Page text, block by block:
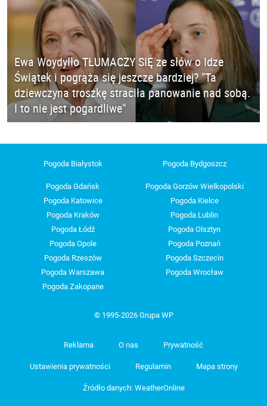
Ewa Woydyłło TŁUMACZY SIĘ ze słów o Idze
Świątek i pogrąża się jeszcze bardziej? "Ta
dziewczyna troszkę straciła panowanie nad sobą.
I to nie jest pogardliwe"
Pogoda Białystok Pogoda Bydgoszcz
Pogoda Gdańsk
Pogoda Gorzów Wielkopolski
Pogoda Katowice
Pogoda Kielce
Pogoda Kraków
Pogoda Lublin
Pogoda Łódź
Pogoda Olsztyn
Pogoda Opole
Pogoda Poznań
Pogoda Rzeszów
Pogoda Szczecin
Pogoda Warszawa
Pogoda Wrocław
Pogoda Zakopane
© 1995-2026 Grupa WP
Reklama O nas Prywatność
Ustawienia prywatności Regulamin Mapa strony
Źródło danych: WeatherOnline